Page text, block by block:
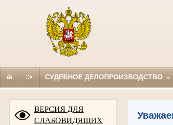
СУДЕБНОЕ ДЕЛОПРОИЗВОДСТВО
ВЕРСИЯ ДЛЯ
СЛАБОВИДЯЩИХ